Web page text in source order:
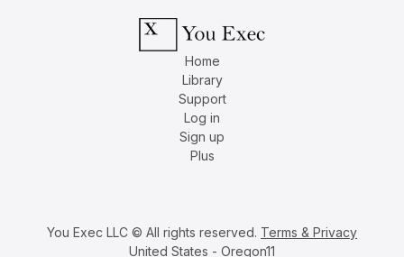
Home
Library
Support
Log in
Sign up
Plus
You Exec LLC © All rights reserved. Terms & Privacy
United States - Oregon11